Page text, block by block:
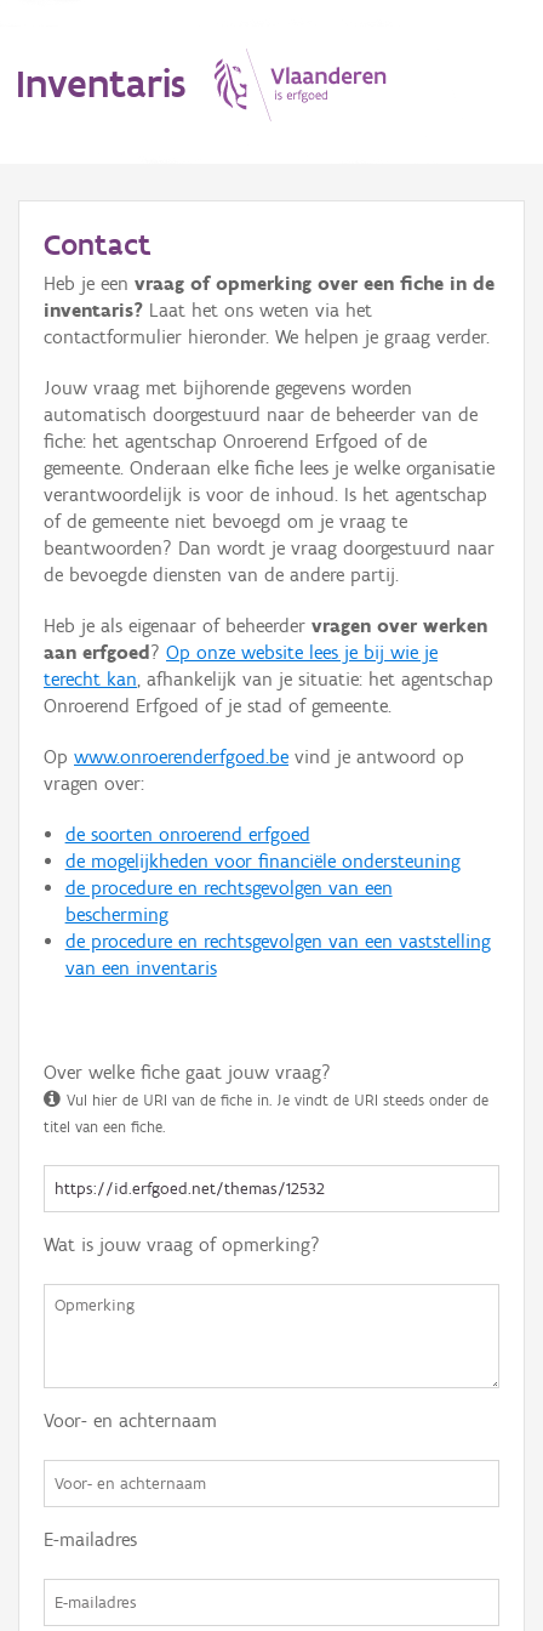
Inventaris
Erfgoedobject
Aanduidingsobject
Waarneming
Thema
Gebeurtenis
Persoon of collectief
Hergebruik
Aanmelden
Contact
Heb je een vraag of opmerking over een fiche in de
inventaris? Laat het ons weten via het
contactformulier hieronder. We helpen je graag verder.
Jouw vraag met bijhorende gegevens worden
automatisch doorgestuurd naar de beheerder van de
fiche: het agentschap Onroerend Erfgoed of de
gemeente. Onderaan elke fiche lees je welke organisatie
verantwoordelijk is voor de inhoud. Is het agentschap
of de gemeente niet bevoegd om je vraag te
beantwoorden? Dan wordt je vraag doorgestuurd naar
de bevoegde diensten van de andere partij.
Heb je als eigenaar of beheerder vragen over werken
aan erfgoed ? Op onze website lees je bij wie je
terecht kan, afhankelijk van je situatie: het agentschap
Onroerend Erfgoed of je stad of gemeente.
Op www.onroerenderfgoed.be vind je antwoord op
vragen over:
de soorten onroerend erfgoed
de mogelijkheden voor financiële ondersteuning
de procedure en rechtsgevolgen van een
bescherming
de procedure en rechtsgevolgen van een vaststelling
van een inventaris
Over welke fiche gaat jouw vraag?
Vul hier de URI van de fiche in. Je vindt de URI steeds onder de
titel van een fiche.
Wat is jouw vraag of opmerking?
Voor- en achternaam
E-mailadres